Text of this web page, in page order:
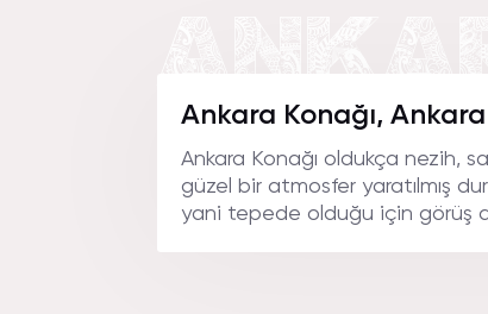
Ankara Konağı, Ankara
Ankara Konağı oldukça nezih,
güzel bir atmosfer yaratılmış
yani tepede olduğu için görüş